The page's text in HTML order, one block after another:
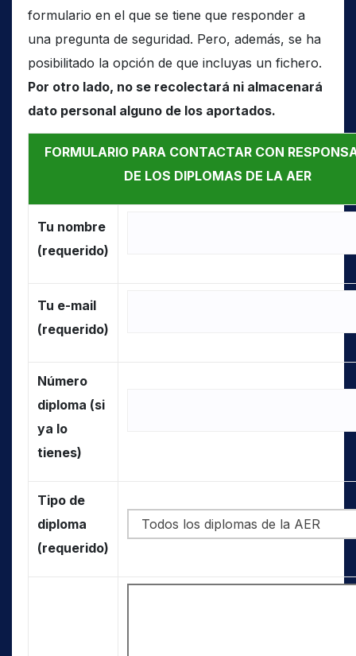
formulario en el que se tiene que responder a
una pregunta de seguridad. Pero, además, se ha
posibilitado la opción de que incluyas un fichero.
Por otro lado, no se recolectará ni almacenará
dato personal alguno de los aportados.
FORMULARIO PARA CONTACTAR CON
DE LOS DIPLOMAS DE LA AER
Tu nombre
(requerido)
Tu e-mail
(requerido)
Número
diploma (si
ya lo
tienes)
Tipo de
diploma
(requerido)